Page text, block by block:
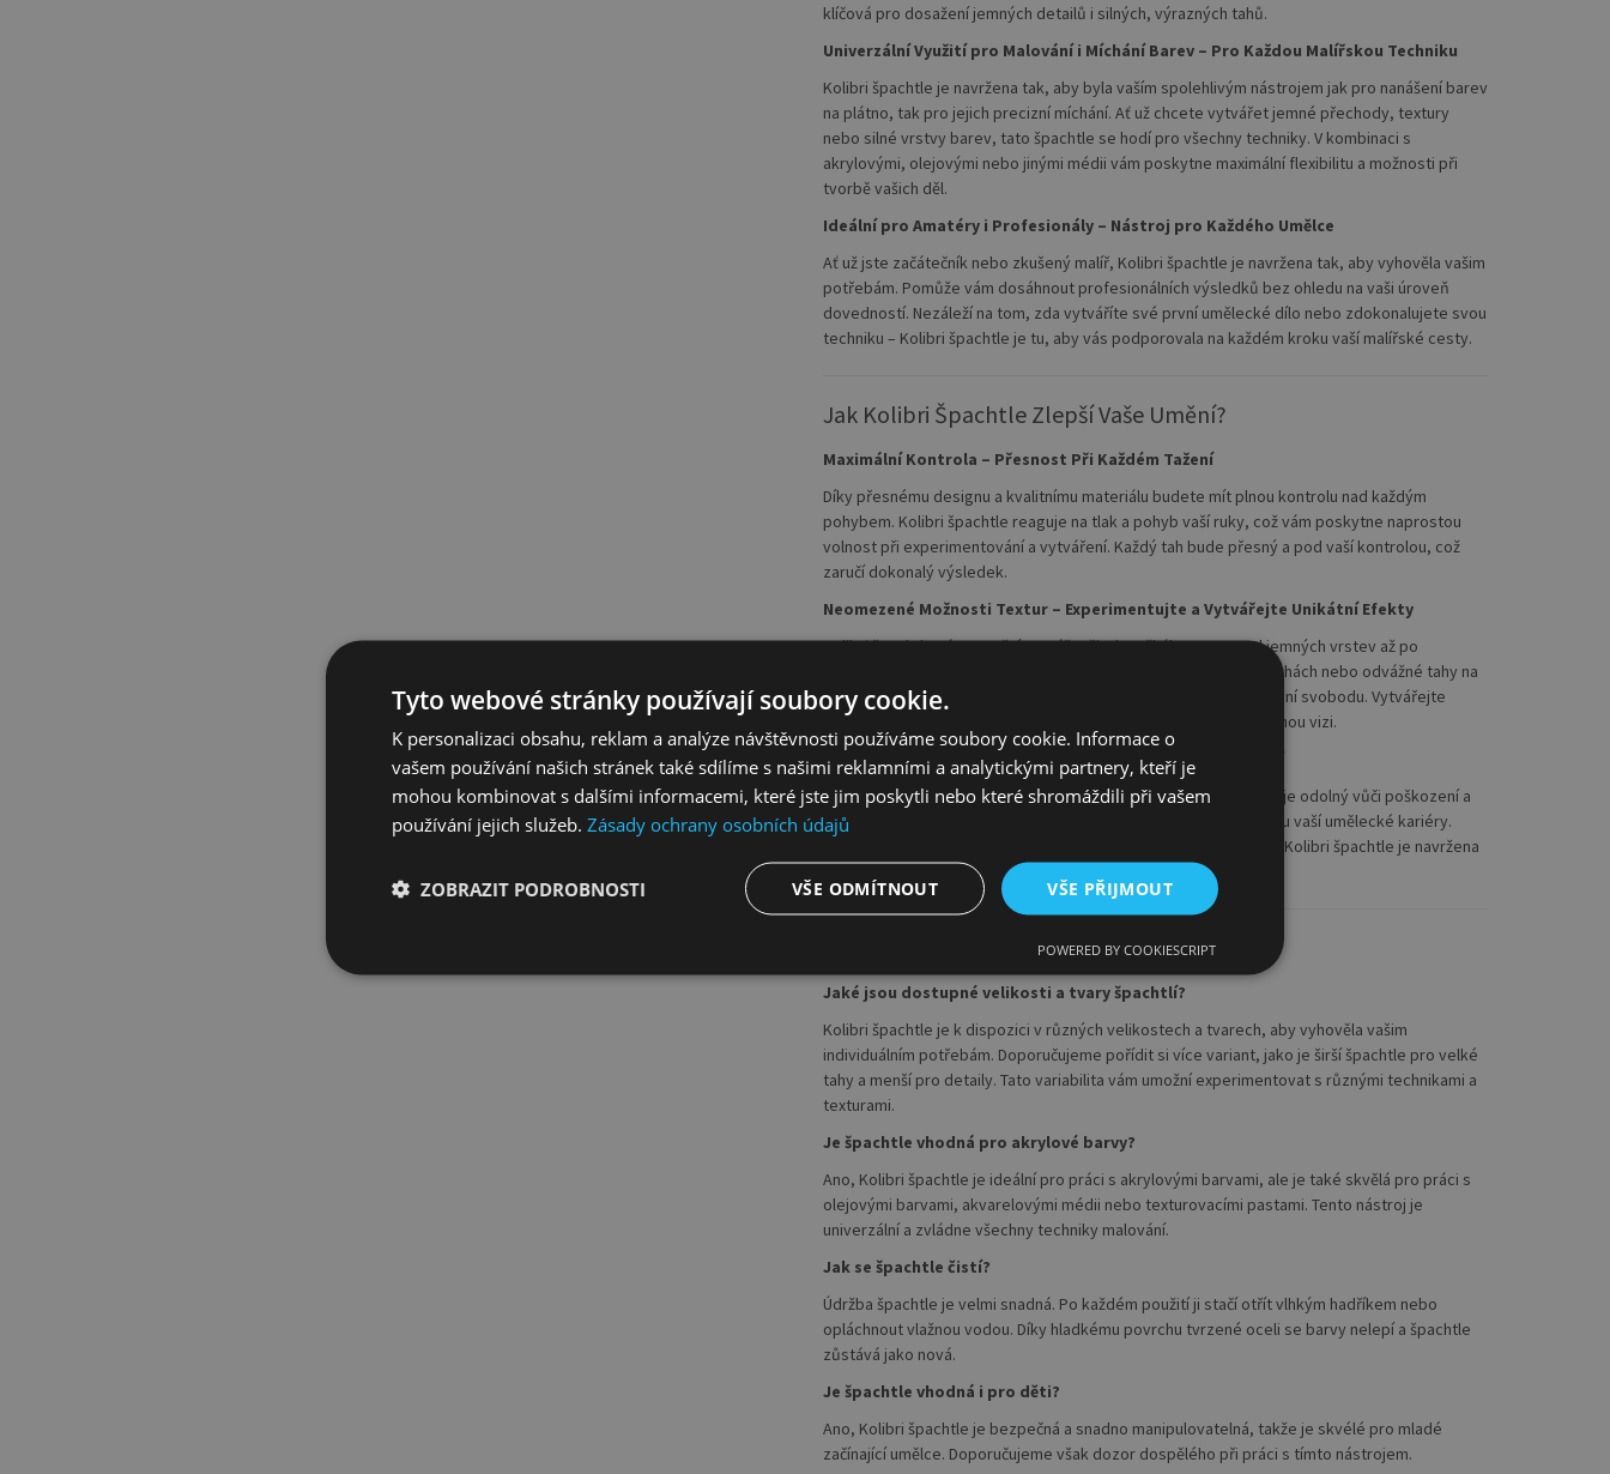
klíčová pro dosažení jemných detailů i silných, výrazných tahů.
Univerzální Využití pro Malování i Míchání Barev – Pro Každou Malířskou Techniku
Kolibri špachtle je navržena tak, aby byla vaším spolehlivým nástrojem jak pro nanášení barev
na plátno, tak pro jejich precizní míchání. Ať už chcete vytvářet jemné přechody, textury
nebo silné vrstvy barev, tato špachtle se hodí pro všechny techniky. V kombinaci s
akrylovými, olejovými nebo jinými médii vám poskytne maximální flexibilitu a možnosti při
tvorbě vašich děl.
Ideální pro Amatéry i Profesionály – Nástroj pro Každého Umělce
Ať už jste začátečník nebo zkušený malíř, Kolibri špachtle je navržena tak, aby vyhověla vašim
potřebám. Pomůže vám dosáhnout profesionálních výsledků bez ohledu na vaši úroveň
dovedností. Nezáleží na tom, zda vytváříte své první umělecké dílo nebo zdokonalujete svou
techniku – Kolibri špachtle je tu, aby vás podporovala na každém kroku vaší malířské cesty.
Jak Kolibri Špachtle Zlepší Vaše Umění?
Maximální Kontrola – Přesnost Při Každém Tažení
Díky přesnému designu a kvalitnímu materiálu budete mít plnou kontrolu nad každým
pohybem. Kolibri špachtle reaguje na tlak a pohyb vaší ruky, což vám poskytne naprostou
volnost při experimentování a vytváření. Každý tah bude přesný a pod vaší kontrolou, což
zaručí dokonalý výsledek.
Neomezené Možnosti Textur – Experimentujte a Vytvářejte Unikátní Efekty
Kolibri špachtle vám umožní vytvářet širokou škálu textur – od jemných vrstev až po
dramatické, silné efekty. Ať už jde o detailní práci na malých plochách nebo odvážné tahy na
velkých plátnech, tento nástroj vám poskytne flexibilitu a kreativní svobodu. Vytvářejte
textury, přechody a abstraktní tvary, které vyjadřují vaši jedinečnou vizi.
Špičková Kvalita, Která Vydrží – Investice do Vašeho Umění
Kolibri špachtle je vyrobena z vysoce kvalitního materiálu, který je odolný vůči poškození a
opotřebení. Tento nástroj bude věrným partnerem po celou dobu vaší umělecké kariéry.
Zapomeňte na levné nástroje, které se lámou a opotřebovávají. Kolibri špachtle je navržena
pro dlouhou životnost a spolehlivost.
Často Kladené Otázky
Jaké jsou dostupné velikosti a tvary špachtlí?
Kolibri špachtle je k dispozici v různých velikostech a tvarech, aby vyhověla vašim
individuálním potřebám. Doporučujeme pořídit si více variant, jako je širší špachtle pro velké
tahy a menší pro detaily. Tato variabilita vám umožní experimentovat s různými technikami a
texturami.
Je špachtle vhodná pro akrylové barvy?
Ano, Kolibri špachtle je ideální pro práci s akrylovými barvami, ale je také skvělá pro práci s
olejovými barvami, akvarelovými médii nebo texturovacími pastami. Tento nástroj je
univerzální a zvládne všechny techniky malování.
Jak se špachtle čistí?
Údržba špachtle je velmi snadná. Po každém použití ji stačí otřít vlhkým hadříkem nebo
opláchnout vlažnou vodou. Díky hladkému povrchu tvrzené oceli se barvy nelepí a špachtle
zůstává jako nová.
Je špachtle vhodná i pro děti?
Ano, Kolibri špachtle je bezpečná a snadno manipulovatelná, takže je skvélé pro mladé
začínající umělce. Doporučujeme však dozor dospělého při práci s tímto nástrojem.
Tyto webové stránky používají soubory cookie.
K personalizaci obsahu, reklam a analýze návštěvnosti používáme soubory cookie. Informace o
vašem používání našich stránek také sdílíme s našimi reklamními a analytickými partnery, kteří je
mohou kombinovat s dalšími informacemi, které jste jim poskytli nebo které shromáždili při vašem
používání jejich služeb. Zásady ochrany osobních údajů
VŠE PŘIJMOUT
VŠE ODMÍTNOUT
ZOBRAZIT PODROBNOSTI
POWERED BY COOKIESCRIPT